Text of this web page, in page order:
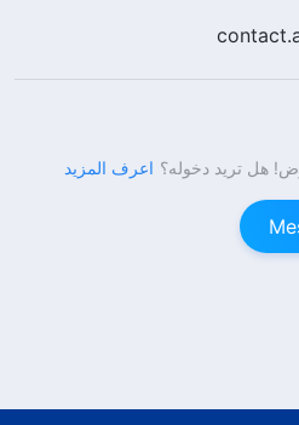
هل تريد دخوله؟ اعرف المزيد